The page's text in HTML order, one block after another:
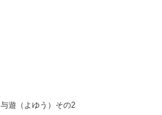
与遊（よゆう）その2